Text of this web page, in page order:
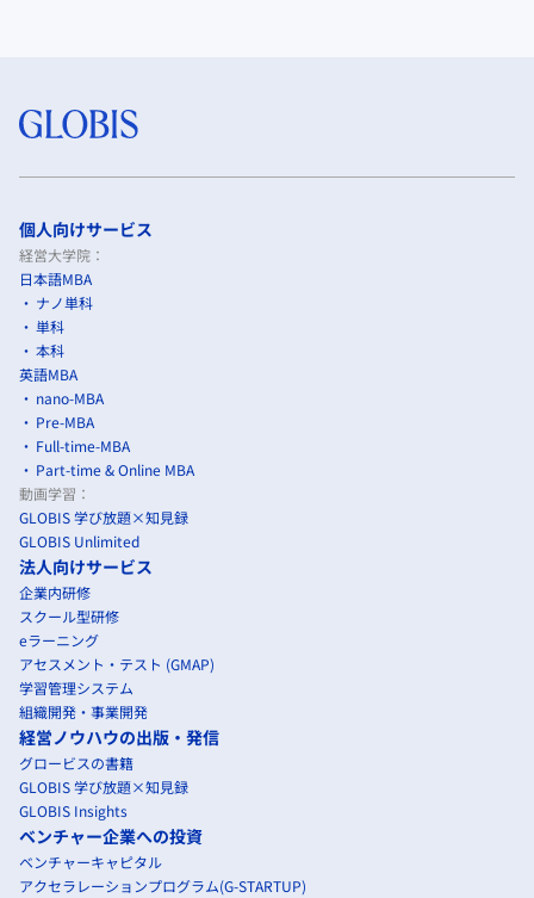
個人向けサービス
経営大学院：
日本語MBA
ナノ単科
単科
本科
英語MBA
nano-MBA
Pre-MBA
Full-time-MBA
Part-time & Online MBA
動画学習：
GLOBIS 学び放題×知見録
GLOBIS Unlimited
法人向けサービス
企業内研修
スクール型研修
eラーニング
アセスメント・テスト (GMAP)
学習管理システム
組織開発・事業開発
経営ノウハウの出版・発信
グロービスの書籍
GLOBIS 学び放題×知見録
GLOBIS Insights
ベンチャー企業への投資
ベンチャーキャピタル
アクセラレーションプログラム(G-STARTUP)